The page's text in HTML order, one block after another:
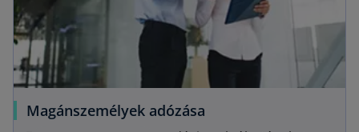
Magánszemélyek adózása